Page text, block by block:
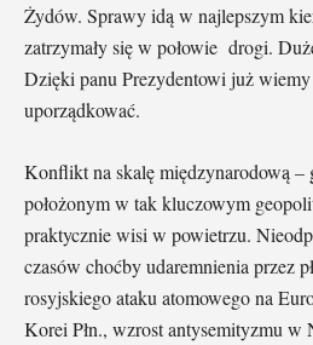
Żydów. Sprawy idą w najlepszym
zatrzymały się w połowie drogi.
Dzięki panu Prezydentowi już
uporządkować.
Konflikt na skalę międzynarodową –
położonym w tak kluczowym
praktycznie wisi w powietrzu.
czasów choćby udaremnienia przez
rosyjskiego ataku atomowego na
Korei Płn., wzrost antysemityzmu w